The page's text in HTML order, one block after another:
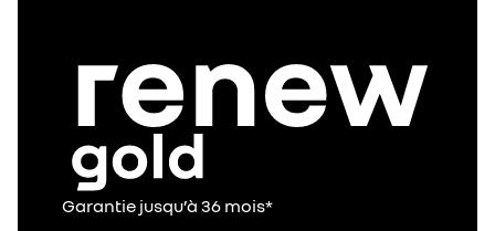
Garantie jusqu’à 36 mois*